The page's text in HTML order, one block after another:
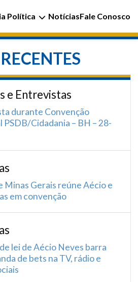
Política NotíciasFale Conosco
e Entrevistas
durante Convenção
PSDB/Cidadania – BH – 28-
Minas Gerais reúne Aécio e
em convenção
lei de Aécio Neves barra
de bets na TV, rádio e